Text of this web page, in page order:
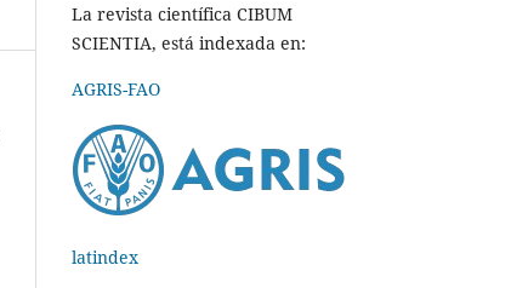
La revista científica CIBUM
SCIENTIA, está indexada en:
AGRIS-FAO
latindex